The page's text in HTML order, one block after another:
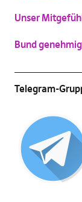
Unser
Bund
Telegram-